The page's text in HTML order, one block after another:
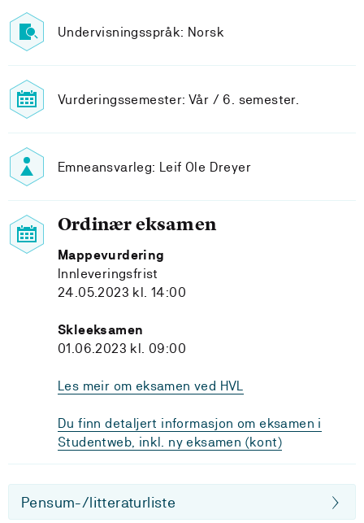
Undervisningsspråk: Norsk
Vurderingssemester: Vår / 6. semester.
Emneansvarleg: Leif Ole Dreyer
Ordinær eksamen
Mappevurdering
Innleveringsfrist
24.05.2023 kl. 14:00
Skleeksamen
01.06.2023 kl. 09:00
Les meir om eksamen ved HVL
Du finn detaljert informasjon om eksamen i
Studentweb, inkl. ny eksamen (kont)
Pensum-/litteraturliste